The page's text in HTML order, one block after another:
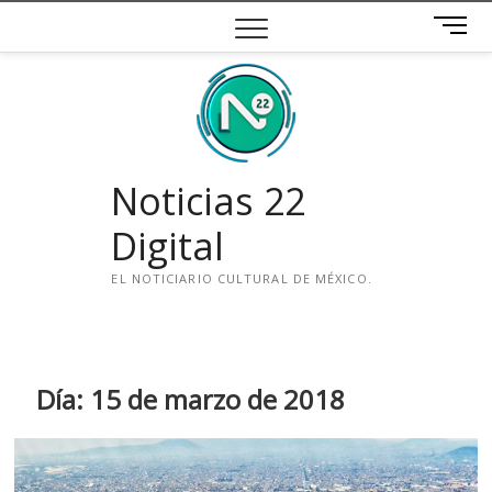
contenido
B
o
Noticias 22
Digital
EL NOTICIARIO CULTURAL DE MÉXICO.
g
r
a
Día: 15 de marzo de 2018